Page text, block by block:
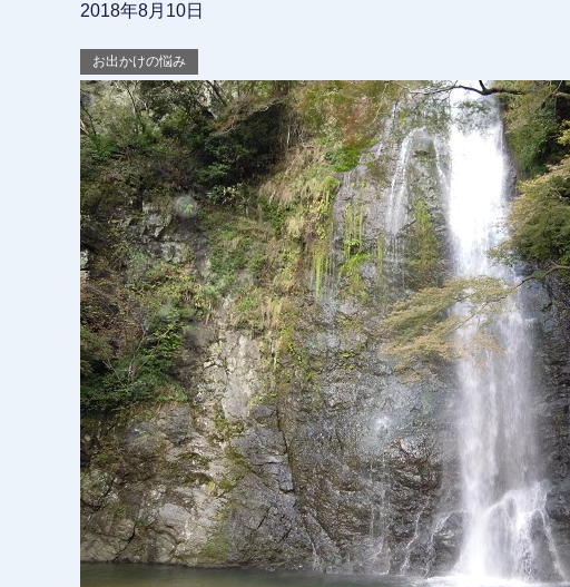
2018年8月10日
お出かけの悩み